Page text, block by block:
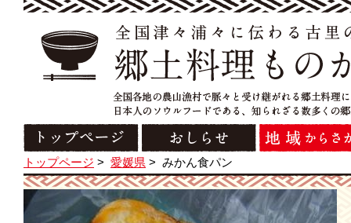
トップページ > 愛媛県 > みかん食パン